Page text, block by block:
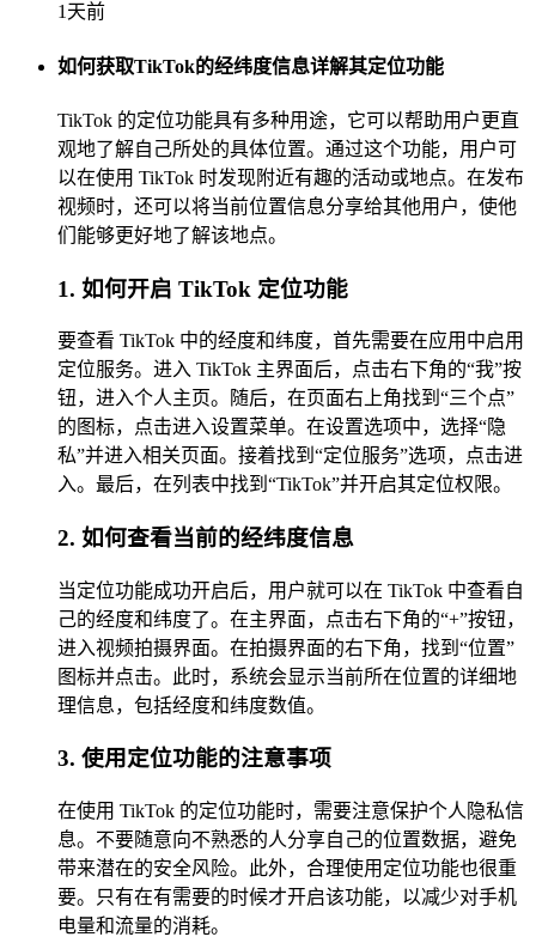
1天前
如何获取TikTok的经纬度信息详解其定位功能
TikTok 的定位功能具有多种用途，它可以帮助用户更直
观地了解自己所处的具体位置。通过这个功能，用户可
以在使用 TikTok 时发现附近有趣的活动或地点。在发布
视频时，还可以将当前位置信息分享给其他用户，使他
们能够更好地了解该地点。
1. 如何开启 TikTok 定位功能
要查看 TikTok 中的经度和纬度，首先需要在应用中启用
定位服务。进入 TikTok 主界面后，点击右下角的“我”按
钮，进入个人主页。随后，在页面右上角找到“三个点”
的图标，点击进入设置菜单。在设置选项中，选择“隐
私”并进入相关页面。接着找到“定位服务”选项，点击进
入。最后，在列表中找到“TikTok”并开启其定位权限。
2. 如何查看当前的经纬度信息
当定位功能成功开启后，用户就可以在 TikTok 中查看自
己的经度和纬度了。在主界面，点击右下角的“+”按钮，
进入视频拍摄界面。在拍摄界面的右下角，找到“位置”
图标并点击。此时，系统会显示当前所在位置的详细地
理信息，包括经度和纬度数值。
3. 使用定位功能的注意事项
在使用 TikTok 的定位功能时，需要注意保护个人隐私信
息。不要随意向不熟悉的人分享自己的位置数据，避免
带来潜在的安全风险。此外，合理使用定位功能也很重
要。只有在有需要的时候才开启该功能，以减少对手机
电量和流量的消耗。